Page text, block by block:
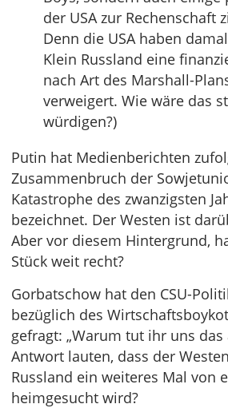
der USA zur Rechenschaft
Denn die USA haben
Klein Russland eine
nach Art des Marshall-
verweigert. Wie wäre das
würdigen?)
Putin hat Medienberichten
Zusammenbruch der
Katastrophe des zwanzigsten
bezeichnet. Der Westen ist
Aber vor diesem Hintergrund,
Stück weit recht?
Gorbatschow hat den CSU-
bezüglich des
gefragt: „Warum tut ihr uns das
Antwort lauten, dass der
Russland ein weiteres Mal von
heimgesucht wird?